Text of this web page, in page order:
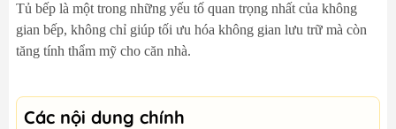
Tủ bếp là một trong những yếu tố quan trọng nhất của không
gian bếp, không chỉ giúp tối ưu hóa không gian lưu trữ mà còn
tăng tính thẩm mỹ cho căn nhà.
Các nội dung chính